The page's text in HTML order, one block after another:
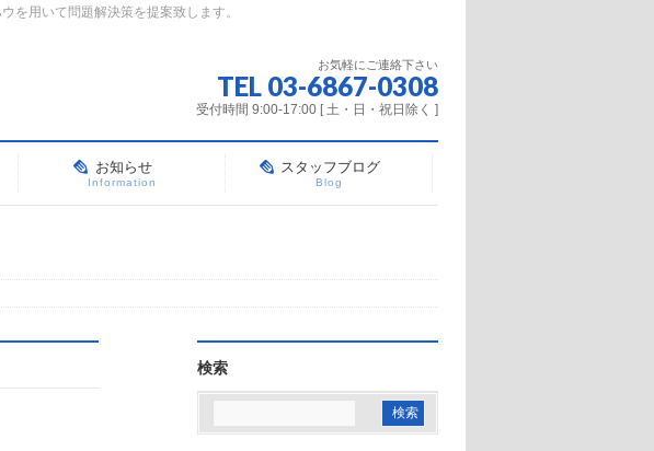
を用いて問題解決策を提案致します。
お気軽にご連絡下さい
TEL 03-6867-0308
受付時間 9:00-17:00 [ 土・日・祝日除く ]
お知らせ
Information
スタッフブログ
Blog
検索